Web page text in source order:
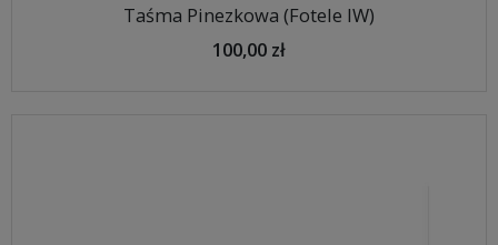
Taśma Pinezkowa (Fotele IW)
100,00 zł